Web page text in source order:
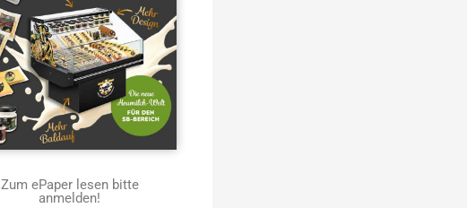
Zum ePaper lesen bitte
anmelden!